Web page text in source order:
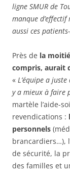
ligne SMUR de
manque
aussi ces
Près de la
compris, aurait
« L’équipe a
y a mieux à faire
martèle l’aide-
revendications :
personnels
brancardiers…),
de sécurité, la
des familles et